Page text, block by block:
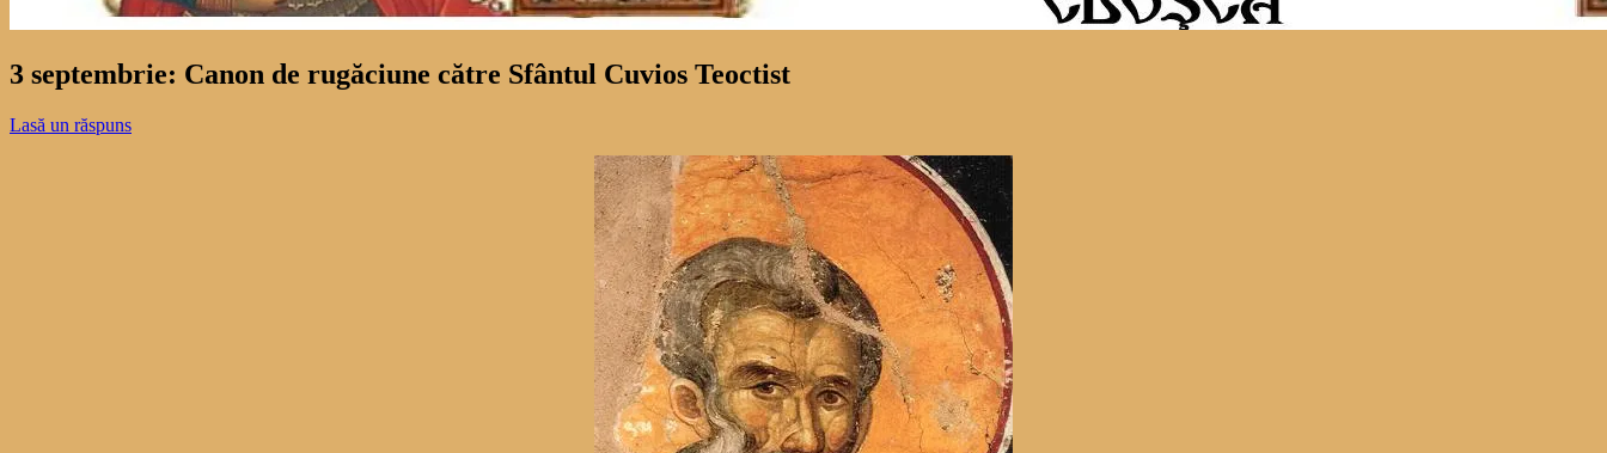
3 septembrie: Canon de rugăciune către Sfântul Cuvios Teoctist
Lasă un răspuns